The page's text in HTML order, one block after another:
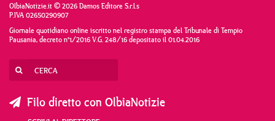
OlbiaNotizie.it © 2026 Damos Editore S.r.l.s
P.IVA 02650290907
Giornale quotidiano online iscritto nel registro stampa del Tribunale di Tempio
Pausania, decreto n°1/2016 V.G. 248/16 depositato il 01.04.2016
Filo diretto con OlbiaNotizie